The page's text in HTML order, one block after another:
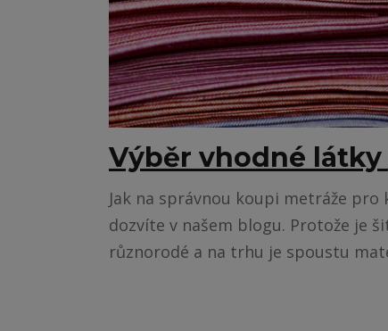
Výběr vhodné látky
Jak na správnou koupi metráže
dozvíte v našem blogu. Protože je
různorodé a na trhu je spoustu